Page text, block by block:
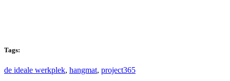
Tags:
de ideale werkplek, hangmat, project365